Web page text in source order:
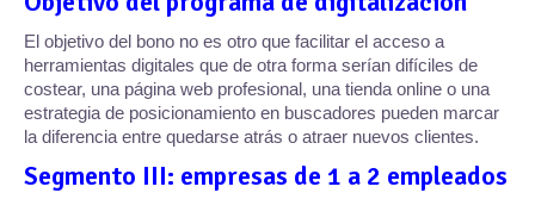
El objetivo del bono no es otro que facilitar el acceso a
herramientas digitales que de otra forma serían difíciles de
costear, una página web profesional, una tienda online o una
estrategia de posicionamiento en buscadores pueden marcar
la diferencia entre quedarse atrás o atraer nuevos clientes.
Segmento III: empresas de 1 a 2 empleados